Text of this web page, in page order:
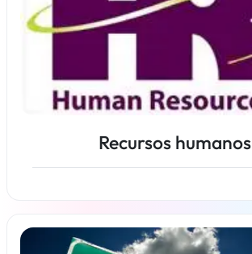
Recursos humanos
Más información